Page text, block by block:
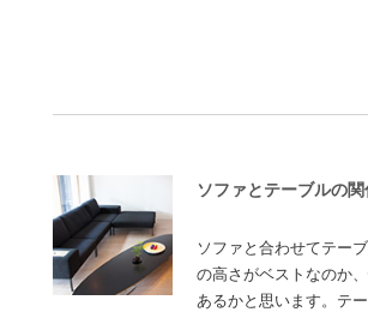
ソファとテーブルの関
ソファと合わせてテー
の高さがベストなのか
あるかと思います。テ